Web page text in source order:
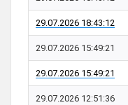
29.07.2026 18:43:12
29.07.2026 15:49:21
29.07.2026 15:49:21
29.07.2026 12:51:36